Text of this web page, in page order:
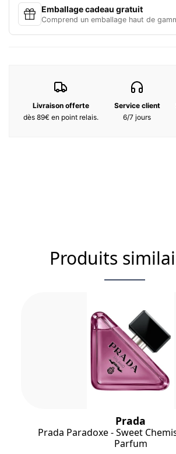
rendra instantanément captivant(e),
vous deviendrez inoubliable. Attention,
Duftnoten :
produits sont régulièrement mises à jour.
des ingrédients figurant sur son emballage
qu'ils conviennent à votre usage personnel.
Emballage cadeau gratuit
Comprend un emballage haut de
Livraison offerte
dès 89€ en point relais.
Service client
6/7 jours
Produits
Prada
Prada Paradoxe - Sweet
Parfum